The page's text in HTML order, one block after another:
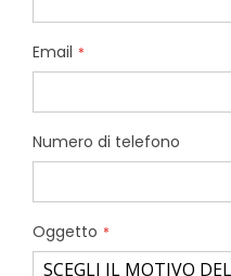
Email
Numero di telefono
Oggetto